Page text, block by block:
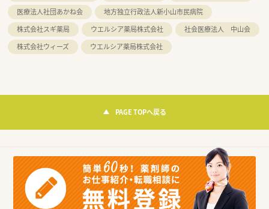
医療法人社団あかね会
地方独立行政法人新小山市民病院
株式会社スギ薬局
ウエルシア薬局株式会社
社会医療法人 中山会
株式会社ウィーズ
ウエルシア薬局株式会社
PAGE TOPへ戻る